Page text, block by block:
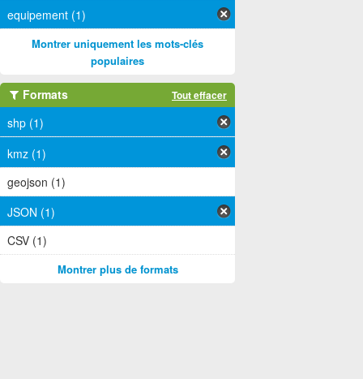
equipement (1)
Montrer uniquement les mots-clés
populaires
Formats Tout effacer
shp (1)
kmz (1)
geojson (1)
JSON (1)
CSV (1)
Montrer plus de formats